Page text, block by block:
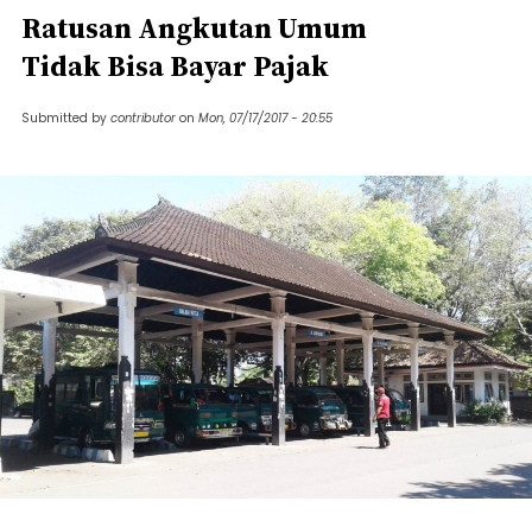
Ratusan Angkutan Umum
Tidak Bisa Bayar Pajak
Submitted by contributor on Mon, 07/17/2017 - 20:55